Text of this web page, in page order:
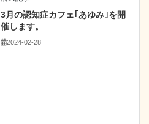
3月の認知症カフェ｢あゆみ｣を開
催します。
2024-02-28